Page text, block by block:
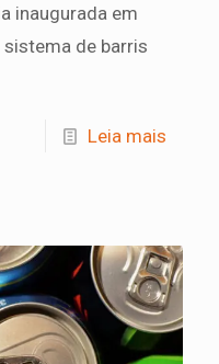
inaugurada em
sistema de barris
Leia mais